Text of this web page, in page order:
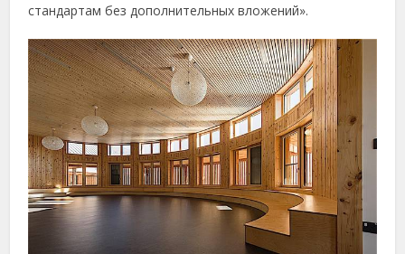
стандартам без дополнительных вложений».